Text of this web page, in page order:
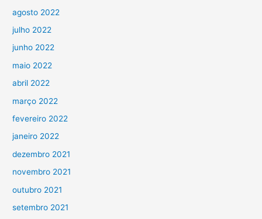
agosto 2022
julho 2022
junho 2022
maio 2022
abril 2022
março 2022
fevereiro 2022
janeiro 2022
dezembro 2021
novembro 2021
outubro 2021
setembro 2021